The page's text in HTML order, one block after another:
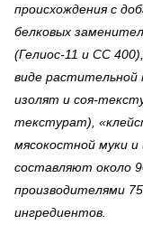
происхождения с
белковых
(Гелиос-11 и СС
виде растительной
изолят и соя-
текстурат),
мясокостной муки
составляют около
производителями
ингредиентов.